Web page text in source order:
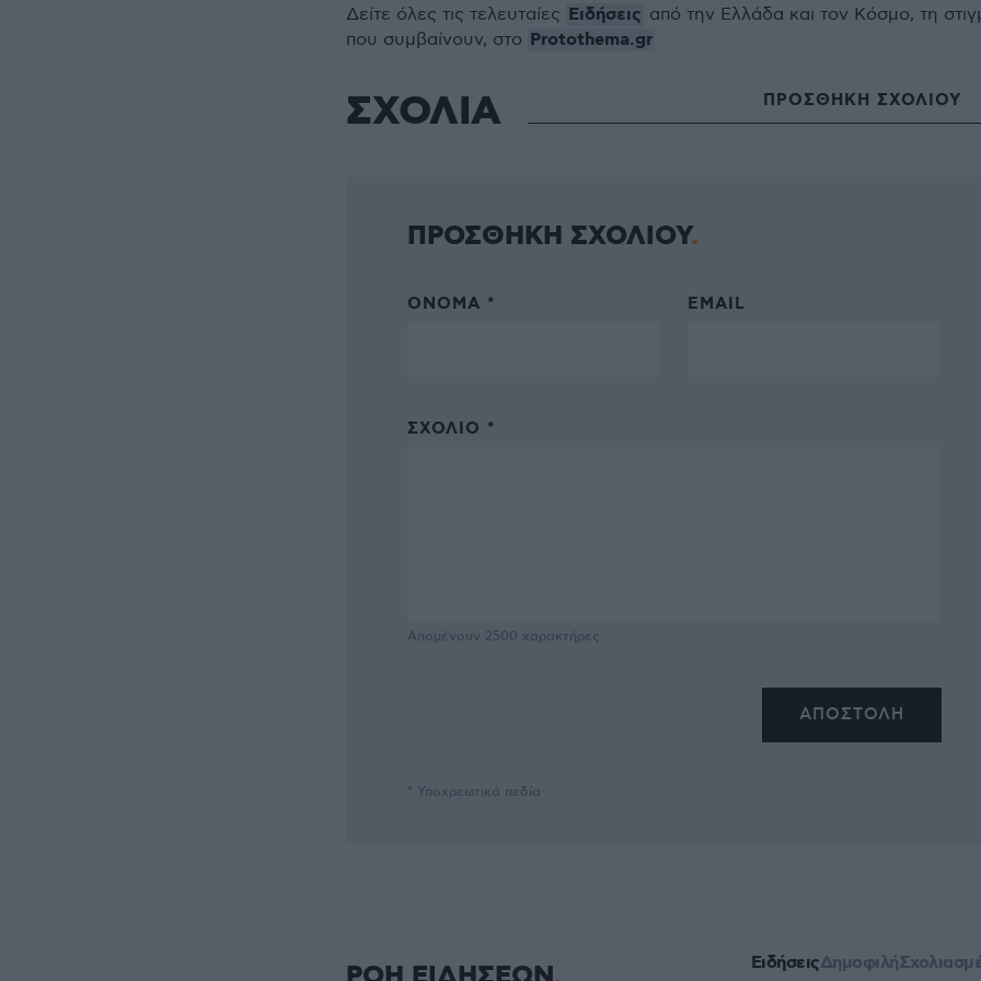
Δείτε όλες τις τελευταίες Ειδήσεις από την Ελλάδα και τον Κόσμο, τη
που συμβαίνουν, στο Protothema.gr
ΣΧΟΛΙΑ ΠΡΟΣΘΗΚΗ ΣΧΟΛΙΟΥ
ΠΡΟΣΘΗΚΗ ΣΧΟΛΙΟΥ
ΌΝΟΜΑ * EMAIL
ΣΧΌΛΙΟ *
Απομένουν 2500 χαρακτήρες
* Υποχρεωτικά πεδία
ΕιδήσειςΔημοφιλή